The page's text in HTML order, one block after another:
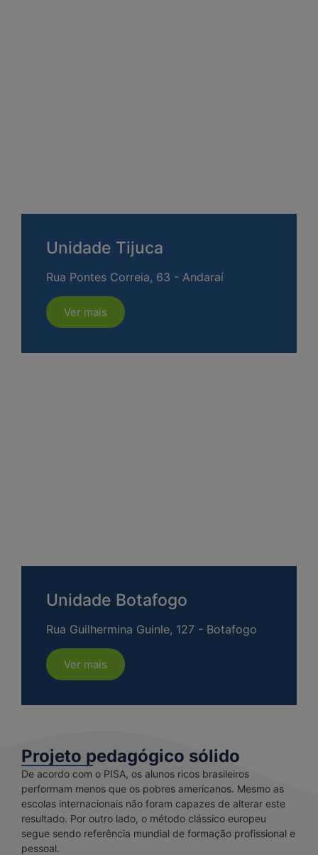
Unidade Tijuca
Rua Pontes Correia, 63 - Andaraí
Ver mais
Unidade Botafogo
Rua Guilhermina Guinle, 127 - Botafogo
Ver mais
Projeto pedagógico sólido
De acordo com o PISA, os alunos ricos brasileiros
performam menos que os pobres americanos. Mesmo as
escolas internacionais não foram capazes de alterar este
resultado. Por outro lado, o método clássico europeu
segue sendo referência mundial de formação profissional e
pessoal.